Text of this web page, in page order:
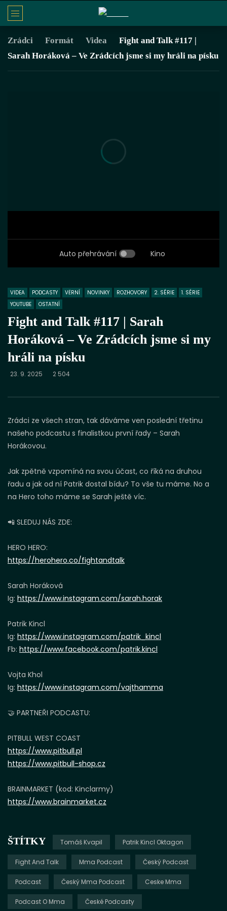
Zrádci Formát Videa
Fight and Talk #117 |
Sarah Horáková – Ve Zrádcích jsme si my hráli na písku
Auto přehrávání Kino
VIDEA PODCASTY VĚRNÍ NOVINKY ROZHOVORY 2. SÉRIE
1. SÉRIE
YOUTUBE
OSTATNÍ
Fight and Talk #117 | Sarah
Horáková – Ve Zrádcích jsme si my
hráli na písku
23. 9. 2025 2 504
Zrádci ze všech stran, tak dáváme ven poslední třetinu
našeho podcastu s finalistkou první řady – Sarah
Horákovou.
Jak zpětně vzpomíná na svou účast, co říká na druhou
řadu a jak od ní Patrik dostal bídu? To vše tu máme. No a
na Hero toho máme se Sarah ještě víc.
📲 SLEDUJ NÁS ZDE:
HERO HERO:
https://herohero.co/fightandtalk
Sarah Horáková
Ig: https://www.instagram.com/sarah.horak
Patrik Kincl
Ig: https://www.instagram.com/patrik_kincl
Fb: https://www.facebook.com/patrik.kincl
Vojta Khol
Ig: https://www.instagram.com/vajthamma
🤝 PARTNEŘI PODCASTU:
PITBULL WEST COAST
https://www.pitbull.pl
https://www.pitbull-shop.cz
BRAINMARKET (kod: Kinclarmy)
https://www.brainmarket.cz
ŠTÍTKY Tomáš Kvapil Patrik Kincl Oktagon
Fight And Talk Mma Podcast Český Podcast
Podcast Český Mma Podcast Ceske Mma
Podcast O Mma České Podcasty